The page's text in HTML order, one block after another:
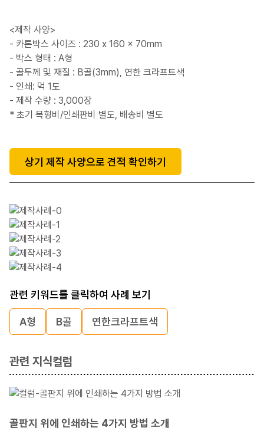
<제작 사양>
- 카톤박스 사이즈 : 230 x 160 x 70mm
- 박스 형태 : A형
- 골두께 및 재질 : B골(3mm), 연한 크라프트색
- 인쇄: 먹 1도
- 제작 수량 : 3,000장
* 초기 목형비/인쇄판비 별도, 배송비 별도
상기 제작 사양으로 견적 확인하기
관련 키워드를 클릭하여 사례 보기
A형 B골 연한크라프트색
관련 지식컬럼
골판지 위에 인쇄하는 4가지 방법 소개